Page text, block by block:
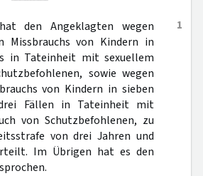
1
den Angeklagten wegen
Missbrauchs von Kindern in
in Tateinheit mit sexuellem
sowie wegen
von Kindern in sieben
Fällen in Tateinheit mit
von Schutzbefohlenen, zu
von drei Jahren und
Im Übrigen hat es den